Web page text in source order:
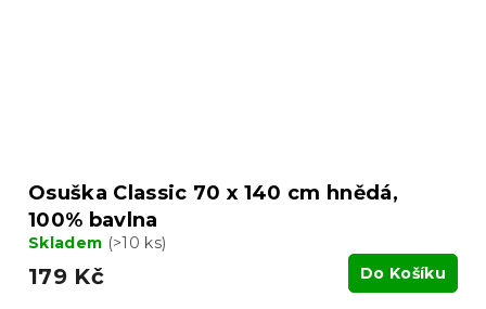
Osuška Classic 70 x 140 cm hnědá,
100% bavlna
Skladem (>10 ks)
179 Kč Do Košíku